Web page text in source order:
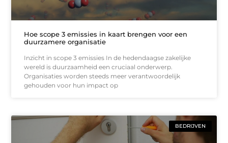
Hoe scope 3 emissies in kaart brengen voor een
duurzamere organisatie
Inzicht in scope 3 emissies In de hedendaagse zakelijke
wereld is duurzaamheid een cruciaal onderwerp.
Organisaties worden steeds meer verantwoordelijk
gehouden voor hun impact op
BEDRIJVEN